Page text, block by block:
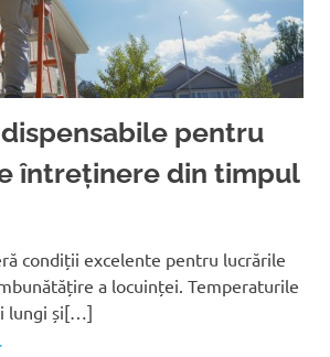
pentru
întreținere din timpul
condiții excelente pentru lucrările
a locuinței. Temperaturile
lungi și[…]